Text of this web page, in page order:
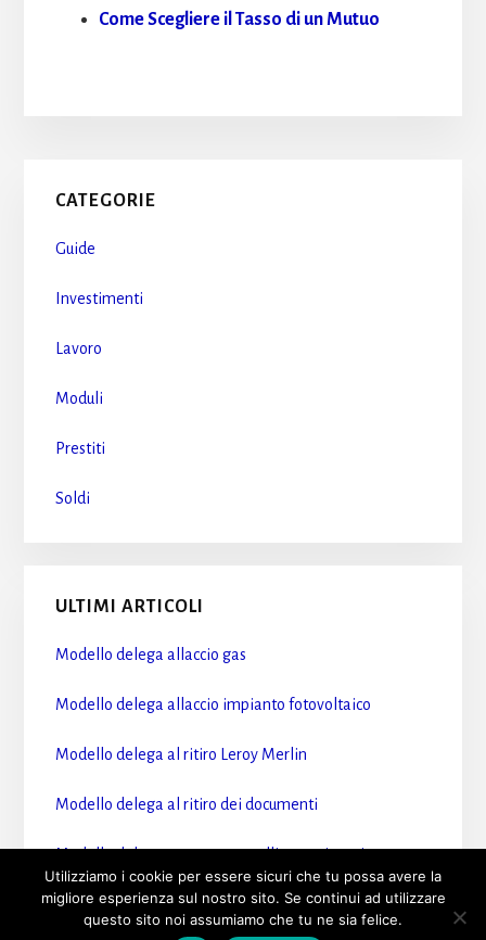
Come Scegliere il Tasso di un Mutuo
Primary
Sidebar
CATEGORIE
Guide
Investimenti
Lavoro
Moduli
Prestiti
Soldi
ULTIMI ARTICOLI
Modello delega allaccio gas​
Modello delega allaccio impianto fotovoltaico​
Modello delega al ritiro Leroy Merlin​
Modello delega al ritiro dei documenti​
Modello delega accesso sportelli motorizzazione​
Utilizziamo i cookie per essere sicuri che tu possa avere la
migliore esperienza sul nostro sito. Se continui ad utilizzare
questo sito noi assumiamo che tu ne sia felice.